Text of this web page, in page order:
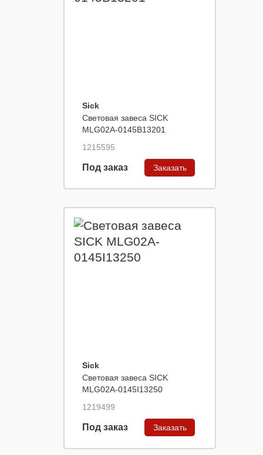
Sick
Световая завеса SICK
MLG02A-0145B13201
1215595
Под заказ Заказать
Sick
Световая завеса SICK
MLG02A-0145I13250
1219499
Под заказ Заказать